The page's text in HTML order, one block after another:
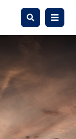
Zoeken Menu